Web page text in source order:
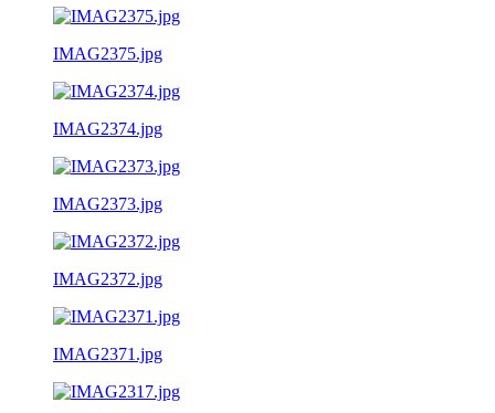
IMAG2375.jpg
IMAG2374.jpg
IMAG2373.jpg
IMAG2372.jpg
IMAG2371.jpg